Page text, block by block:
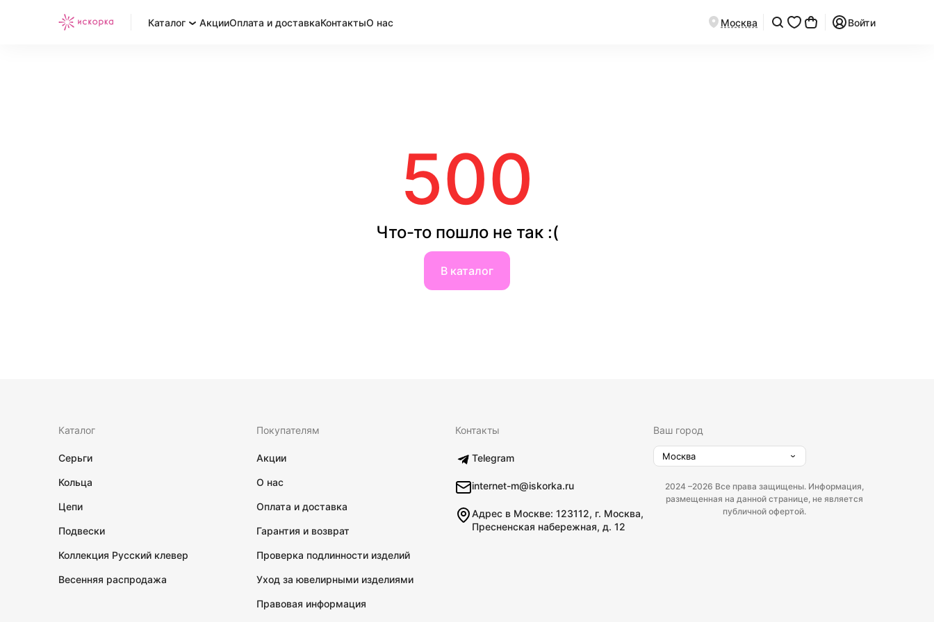
Каталог АкцииОплата и доставкаКонтактыО нас Москва Войти
500
Что-то пошло не так :(
В каталог
Каталог
Серьги
Кольца
Цепи
Подвески
Коллекция Русский клевер
Весенняя распродажа
Покупателям
Акции
О нас
Оплата и доставка
Гарантия и возврат
Проверка подлинности изделий
Уход за ювелирными изделиями
Правовая информация
Контакты
Telegram
internet-m@iskorka.ru
Адрес в Москве: 123112, г. Москва,
Пресненская набережная, д. 12
Ваш город
Москва
2024 –2026 Все права защищены. Информация,
размещенная на данной странице, не является
публичной офертой.